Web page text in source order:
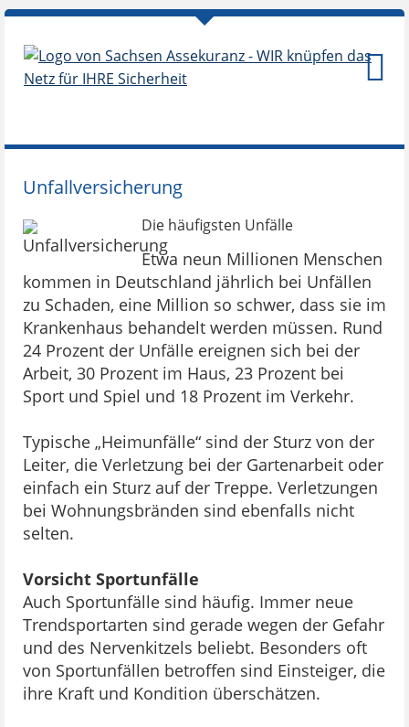
Unfallversicherung
Die häufigsten Unfälle
Etwa neun Millionen Menschen
kommen in Deutschland jährlich bei Unfällen
zu Schaden, eine Million so schwer, dass sie im
Krankenhaus behandelt werden müssen. Rund
24 Prozent der Unfälle ereignen sich bei der
Arbeit, 30 Prozent im Haus, 23 Prozent bei
Sport und Spiel und 18 Prozent im Verkehr.
Typische „Heimunfälle“ sind der Sturz von der
Leiter, die Verletzung bei der Gartenarbeit oder
einfach ein Sturz auf der Treppe. Verletzungen
bei Wohnungsbränden sind ebenfalls nicht
selten.
Vorsicht Sportunfälle
Auch Sportunfälle sind häufig. Immer neue
Trendsportarten sind gerade wegen der Gefahr
und des Nervenkitzels beliebt. Besonders oft
von Sportunfällen betroffen sind Einsteiger, die
ihre Kraft und Kondition überschätzen.